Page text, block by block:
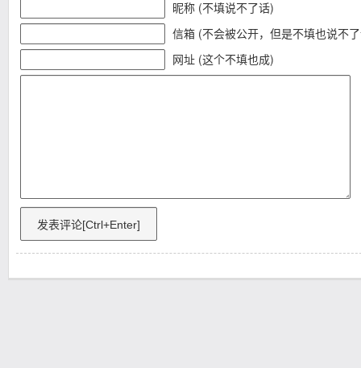
昵称 (不填说不了话)
信箱 (不会被公开，但是不填也说不
网址 (这个不填也成)